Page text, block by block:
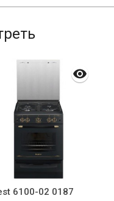
6100-02 0187